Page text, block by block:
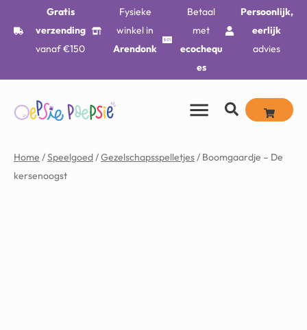
Gratis
verzending
vanaf €150
Fysieke
winkel in
Arendonk
Betaal
met
ecochequ
es
Persoonlijk,
eerlijk
advies
Home /Speelgoed/Gezelschapsspelletjes/ Boomgaardje – De
kersenoogst